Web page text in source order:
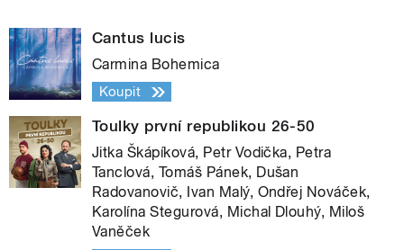
Cantus lucis
Carmina Bohemica
Koupit
Toulky první republikou 26-50
Jitka Škápíková, Petr Vodička, Petra
Tanclová, Tomáš Pánek, Dušan
Radovanovič, Ivan Malý, Ondřej Nováček,
Karolína Stegurová, Michal Dlouhý, Miloš
Vaněček